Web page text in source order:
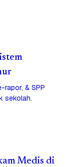
rapor, & SPP
sekolah.
Medis di